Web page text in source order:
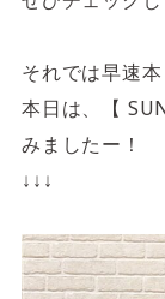
それでは早速
本日は、【
みましたー！
↓↓↓